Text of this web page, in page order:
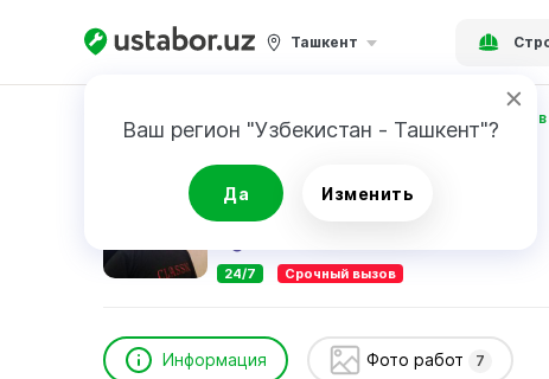
Ташкент
Ваш регион "Узбекистан - Ташкент"?
Да Изменить
Главная Строительство и ремонт
Курбонов Камолиддин
24/7 Срочный вызов
Информация Фото работ 7